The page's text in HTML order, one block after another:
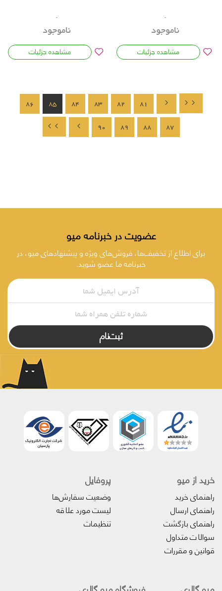
ناموجود
مشاهده جزئیات
ناموجود
مشاهده جزئیات
81
82
83
84
85
86
87
88
89
90
عضویت در خبرنامه میو
برای اطلاع از تخفیف‌ها، فروش‌های ویژه و پیشنهادهای میو، در
خبرنامه ما عضو شوید.
ثبت‌نام
خرید از میو
راهنمای خرید
راهنمای ارسال
راهنمای بازگشت
سوالات متداول
قوانین و مقررات
پروفایل‌
وضعیت سفارش‌ها
لیست مورد علاقه
تنظیمات